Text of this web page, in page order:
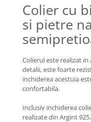
COLIERE ȘNUR REGLABIL
Coliere cu Inimioare
Coliere cu Cruce
Coliere cu Stea
Coliere cu Soare
Coliere cu Semilună
Coliere cu Zodii
Coliere cu Animale
Colier cu
si pietre
Colierul este realizat
detalii, este foarte
inchiderea acestuia
confortabila.
Inclusiv inchiderea
realizate din Argint 925.